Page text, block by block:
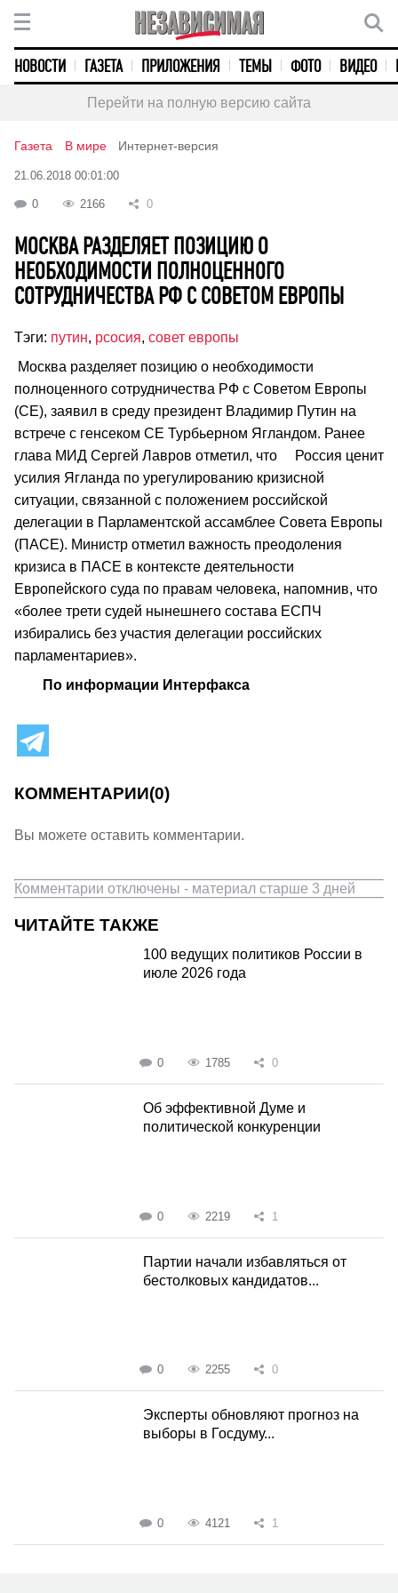
НОВОСТИ ГАЗЕТА ПРИЛОЖЕНИЯ ТЕМЫ ФОТО ВИДЕО
Перейти на полную версию сайта
Газета В мире Интернет-версия
21.06.2018 00:01:00
0 2166 0
МОСКВА РАЗДЕЛЯЕТ ПОЗИЦИЮ О
НЕОБХОДИМОСТИ ПОЛНОЦЕННОГО
СОТРУДНИЧЕСТВА РФ С СОВЕТОМ ЕВРОПЫ
Тэги: путин, рсосия, совет европы
Москва разделяет позицию о необходимости
полноценного сотрудничества РФ с Советом Европы
(СЕ), заявил в среду президент Владимир Путин на
встрече с генсеком СЕ Турбьерном Ягландом. Ранее
глава МИД Сергей Лавров отметил, что Россия ценит
усилия Ягланда по урегулированию кризисной
ситуации, связанной с положением российской
делегации в Парламентской ассамблее Совета Европы
(ПАСЕ). Министр отметил важность преодоления
кризиса в ПАСЕ в контексте деятельности
Европейского суда по правам человека, напомнив, что
«более трети судей нынешнего состава ЕСПЧ
избирались без участия делегации российских
парламентариев».
По информации Интерфакса
КОММЕНТАРИИ(0)
Вы можете оставить комментарии.
Комментарии отключены - материал старше 3 дней
ЧИТАЙТЕ ТАКЖЕ
100 ведущих политиков России в
июле 2026 года
0 1785 0
Об эффективной Думе и
политической конкуренции
0 2219 1
Партии начали избавляться от
бестолковых кандидатов...
0 2255 0
Эксперты обновляют прогноз на
выборы в Госдуму...
0 4121 1